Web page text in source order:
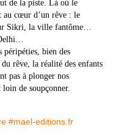
de la piste. Là où le
au cœur d’un rêve : le
Sikri, la ville fantôme…
péripéties, bien des
rêve, la réalité des enfants
pas à plonger nos
de soupçonner.
#mael-editions.fr